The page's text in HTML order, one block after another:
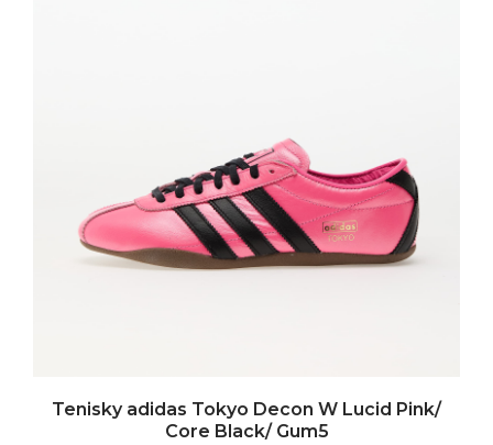
Tenisky adidas Tokyo Decon W Lucid Pink/
Core Black/ Gum5